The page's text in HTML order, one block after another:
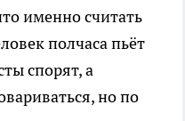
именно считать
полчаса пьёт
спорят, а
но по